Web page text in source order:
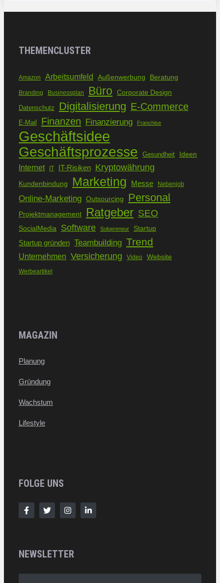
THEMENCLUSTER
Amazon Arbeitsumfeld Außenwerbung Beratung
Branding Businessplan Büro Corporate Design
Datenschutz Digitalisierung E-Commerce
E-Mail Finanzen Finanzierung Franchise
Geschäftsidee
Geschäftsprozesse Gesundheit Ideen
Internet IT IT-Risiken Kryptowährung
Kundenbindung Marketing Messe Nebenjob
Online-Marketing Outsourcing Personal
Projektmanagement Ratgeber SEO
SocialMedia Software Solopreneur Startup
Startup gründen Teambuilding Trend
Unternehmen Versicherung Video Website
Werbeartikel
MAGAZIN
Planung
Gründung
Wachstum
Lifestyle
FOLGE UNS
NEWSLETTER